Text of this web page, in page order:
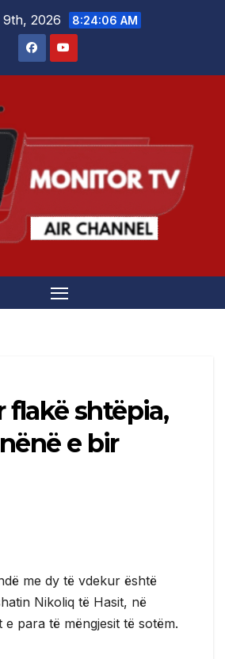
2026 8:24:07 AM
flakë shtëpia,
e bir
me dy të vdekur është
Nikoliq të Hasit, në
para të mëngjesit të sotëm.